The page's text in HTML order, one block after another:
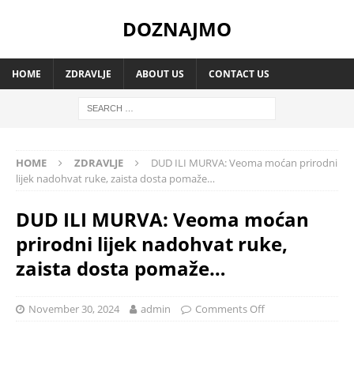
DOZNAJMO
HOME ZDRAVLJE ABOUT US CONTACT US
HOME ZDRAVLJE
DUD ILI MURVA: Veoma moćan prirodni
lijek nadohvat ruke, zaista dosta pomaže…
DUD ILI MURVA: Veoma moćan
prirodni lijek nadohvat ruke,
zaista dosta pomaže…
November 30, 2024 admin Comments Off